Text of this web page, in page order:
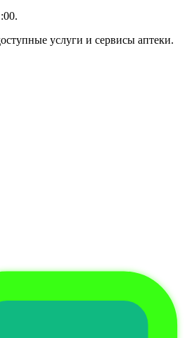
услуги и сервисы аптеки.